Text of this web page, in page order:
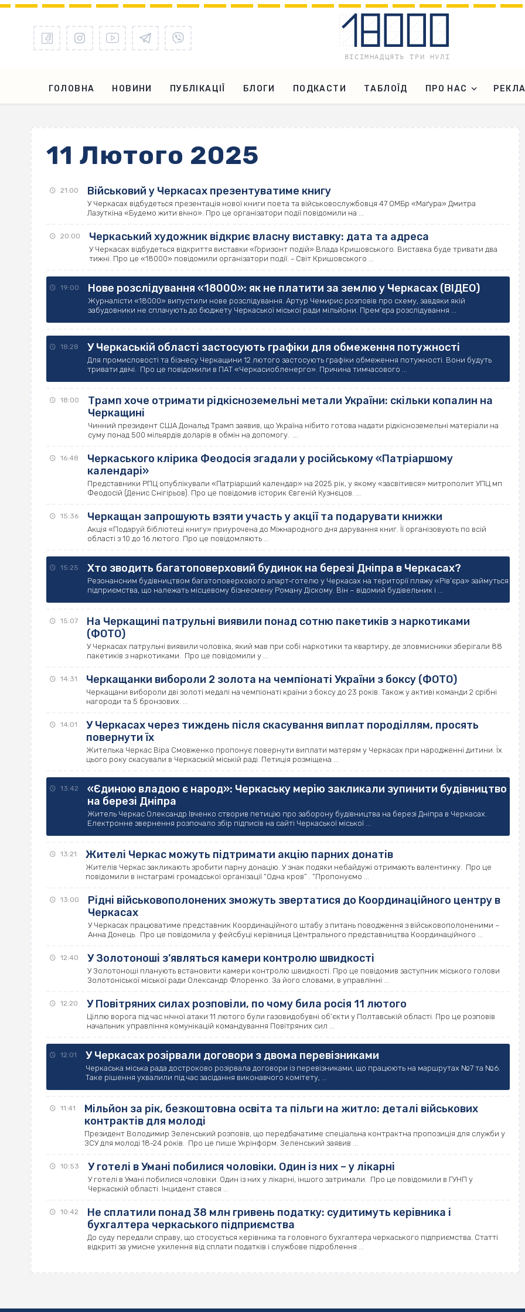
ГОЛОВНА НОВИНИ ПУБЛІКАЦІЇ БЛОГИ ПОДКАСТИ ТАБЛОЇД ПРО НАС
11 Лютого 2025
21:00 Військовий у Черкасах презентуватиме книгу
У Черкасах відбудеться презентація нової книги поета та військовослужбовця 47 ОМБр «Маґура» Дмитра
Лазуткіна «Будемо жити вічно». Про це організатори події повідомили на ...
20:00 Черкаський художник відкриє власну виставку: дата та адреса
У Черкасах відбудеться відкриття виставки «Горизонт подій» Влада Кришовського. Виставка буде тривати два
тижні. Про це «18000» повідомили організатори події. - Світ Кришовського ...
19:00 Нове розслідування «18000»: як не платити за землю у Черкасах (ВІДЕО)
Журналісти «18000» випустили нове розслідування. Артур Чемирис розповів про схему, завдяки якій
забудовники не сплачують до бюджету Черкаської міської ради мільйони. Прем’єра розслідування ...
18:28 У Черкаській області застосують графіки для обмеження потужності
Для промисловості та бізнесу Черкащини 12 лютого застосують графіки обмеження потужності. Вони будуть
тривати двічі. Про це повідомили в ПАТ «Черкасиобленерго». Причина тимчасового ...
18:00
Трамп хоче отримати рідкісноземельні метали України: скільки копалин на
Черкащині
Чинний президент США Дональд Трамп заявив, що Україна нібито готова надати рідкісноземельні матеріали на
суму понад 500 мільярдів доларів в обмін на допомогу. ...
16:48
Черкаського клірика Феодосія згадали у російському «Патріаршому
календарі»
Представники РПЦ опублікували «Патріарший календар» на 2025 рік, у якому «засвітився» митрополит УПЦ мп
Феодосій (Денис Снігірьов). Про це повідомив історик Євгеній Кузнєцов. ...
15:36 Черкащан запрошують взяти участь у акції та подарувати книжки
Акція «Подаруй бібліотеці книгу» приурочена до Міжнародного дня дарування книг. Її організовують по всій
області з 10 до 16 лютого. Про це повідомляють ...
15:25 Хто зводить багатоповерховий будинок на березі Дніпра в Черкасах?
Резонансним будівництвом багатоповерхового апарт‐готелю у Черкасах на території пляжу «Рів’єра» займуться
підприємства, що належать місцевому бізнесмену Роману Діскому. Він – відомий будівельник і ...
15:07
На Черкащині патрульні виявили понад сотню пакетиків з наркотиками
(ФОТО)
У Черкасах патрульні виявили чоловіка, який мав при собі наркотики та квартиру, де зловмисники зберігали 88
пакетиків з наркотиками. Про це повідомили у ...
14:31 Черкащанки вибороли 2 золота на чемпіонаті України з боксу (ФОТО)
Черкащани вибороли дві золоті медалі на чемпіонаті країни з боксу до 23 років. Також у активі команди 2 срібні
нагороди та 5 бронзових. ...
14:01
У Черкасах через тиждень після скасування виплат породіллям, просять
повернути їх
Жителька Черкас Віра Смовженко пропонує повернути виплати матерям у Черкасах при народженні дитини. Їх
цього року скасували в Черкаській міській раді. Петиція розміщена ...
13:42
«Єдиною владою є народ»: Черкаську мерію закликали зупинити будівництво
на березі Дніпра
Житель Черкас Олександр Івченко створив петицію про заборону будівництва на березі Дніпра в Черкасах.
Електронне звернення розпочало збір підписів на сайті Черкаської міської ...
13:21 Жителі Черкас можуть підтримати акцію парних донатів
Жителів Черкас закликають зробити парну донацію. У знак подяки небайдужі отримають валентинку. Про це
повідомили в інстаграмі громадської організації “Одна кров” . “Пропонуємо ...
13:00
Рідні військовополонених зможуть звертатися до Координаційного центру в
Черкасах
У Черкасах працюватиме представник Координаційного штабу з питань поводження з військовополоненими –
Анна Донець. Про це повідомила у фейсбуці керівниця Центрального представництва Координаційного ...
12:40 У Золотоноші з’являться камери контролю швидкості
У Золотоноші планують встановити камери контролю швидкості. Про це повідомив заступник міського голови
Золотоніської міської ради Олександр Флоренко. За його словами, в управлінні ...
12:20 У Повітряних силах розповіли, по чому била росія 11 лютого
Ціллю ворога під час нічної атаки 11 лютого були газовидобувні об’єкти у Полтавській області. Про це розповів
начальник управління комунікацій командування Повітряних сил ...
12:01 У Черкасах розірвали договори з двома перевізниками
Черкаська міська рада достроково розірвала договори із перевізниками, що працюють на маршрутах №7 та №6.
Таке рішення ухвалили під час засідання виконавчого комітету, ...
11:41
Мільйон за рік, безкоштовна освіта та пільги на житло: деталі військових
контрактів для молоді
Президент Володимир Зеленський розповів, що передбачатиме спеціальна контрактна пропозиція для служби у
ЗСУ для молоді 18-24 років. Про це пише Укрінформ. Зеленський заявив ...
10:53 У готелі в Умані побилися чоловіки. Один із них – у лікарні
У готелі в Умані побилися чоловіки. Один із них у лікарні, іншого затримали. Про це повідомили в ГУНП у
Черкаській області. Інцидент стався ...
10:42
Не сплатили понад 38 млн гривень податку: судитимуть керівника і
бухгалтера черкаського підприємства
До суду передали справу, що стосується керівника та головного бухгалтера черкаського підприємства. Статті
відкриті за умисне ухилення від сплати податків і службове підроблення ...